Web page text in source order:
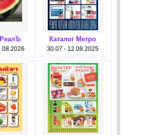
РеалЪ Каталог Метро
30.07 - 12.08.2025